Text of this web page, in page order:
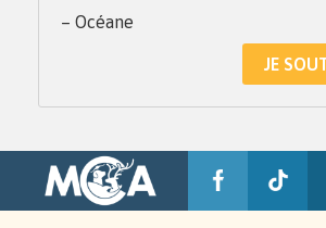
– Océane
JE